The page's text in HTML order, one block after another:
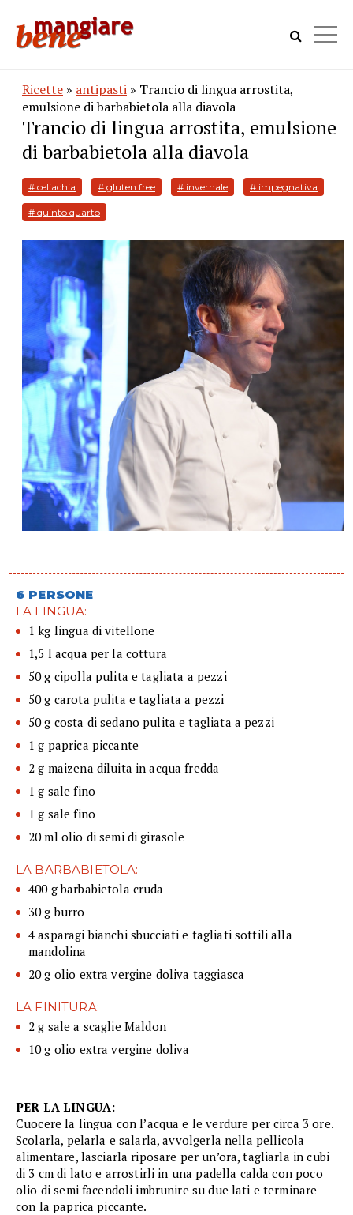
Ricette » antipasti » Trancio di lingua arrostita,
emulsione di barbabietola alla diavola
Trancio di lingua arrostita, emulsione
di barbabietola alla diavola
# celiachia # gluten free # invernale # impegnativa
# quinto quarto
6 PERSONE
LA LINGUA:
1 kg lingua di vitellone
1,5 l acqua per la cottura
50 g cipolla pulita e tagliata a pezzi
50 g carota pulita e tagliata a pezzi
50 g costa di sedano pulita e tagliata a pezzi
1 g paprica piccante
2 g maizena diluita in acqua fredda
1 g sale fino
1 g sale fino
20 ml olio di semi di girasole
LA BARBABIETOLA:
400 g barbabietola cruda
30 g burro
4 asparagi bianchi sbucciati e tagliati sottili alla
mandolina
20 g olio extra vergine doliva taggiasca
LA FINITURA:
2 g sale a scaglie Maldon
10 g olio extra vergine doliva
PER LA LINGUA:
Cuocere la lingua con l’acqua e le verdure per circa 3 ore.
Scolarla, pelarla e salarla, avvolgerla nella pellicola
alimentare, lasciarla riposare per un’ora, tagliarla in cubi
di 3 cm di lato e arrostirli in una padella calda con poco
olio di semi facendoli imbrunire su due lati e terminare
con la paprica piccante.